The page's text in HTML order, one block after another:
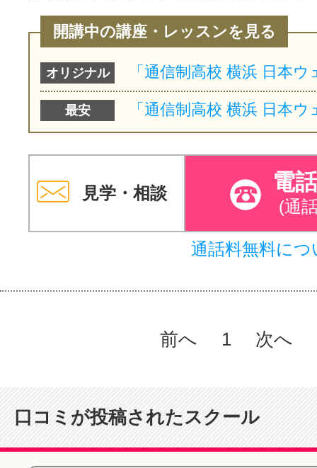
開講中の講座・レッスンを見る
オリジナル
最安
見学・相談 電
(通
通話料無料につ
前へ 1 次へ
口コミが投稿されたスクール